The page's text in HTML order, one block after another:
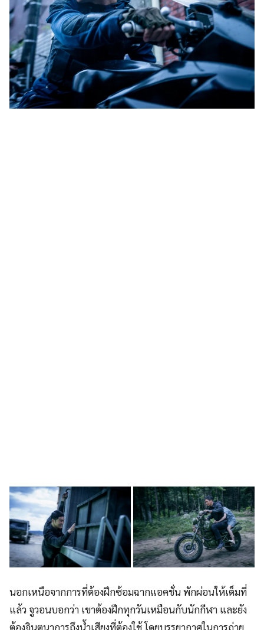
นอกเหนือจากการที่ต้องฝึกซ้อมฉากแอคชั่น พักผ่อนให้เต็มที่
แล้ว จูวอนบอกว่า เขาต้องฝึกทุกวันเหมือนกับนักกีฬา และยัง
ต้องจินตนาการถึงน้ำเสียงที่ต้องใช้ โดยบรรยากาศในการถ่าย